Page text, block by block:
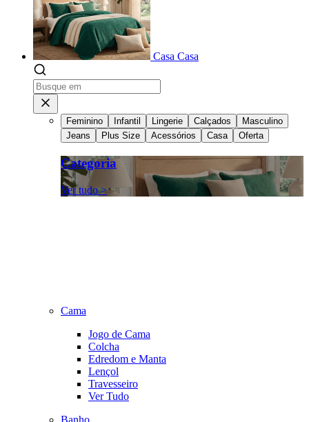
Casa Casa
Feminino Infantil Lingerie Calçados
Masculino
Jeans
Plus Size Acessórios Casa Oferta
Categoria
Ver tudo >
Cama
Jogo de Cama
Colcha
Edredom e Manta
Lençol
Travesseiro
Ver Tudo